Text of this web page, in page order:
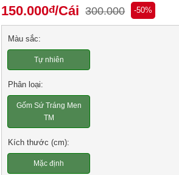
150.000đ/Cái 300.000 -50%
Màu sắc:
Tự nhiên
Phân loại:
Gốm Sứ Tráng Men
TM
Kích thước (cm):
Mặc định